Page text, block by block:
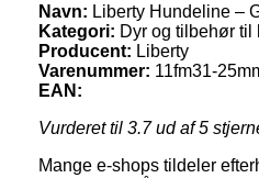
Navn: Liberty Hundeline –
Kategori: Dyr og tilbehør
Producent: Liberty
Varenummer: 11fm31-
EAN:
Vurderet til 3.7ud af 5
Mange e-shops tildeler